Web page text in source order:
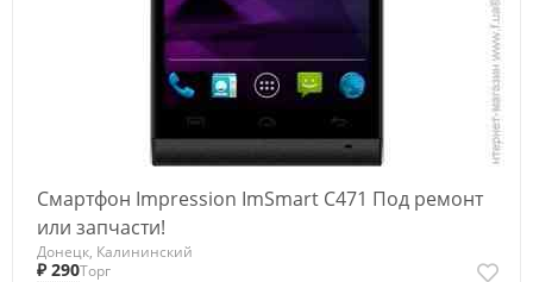
Смартфон Impression ImSmart C471 Под ремонт
или запчасти!
Донецк, Калининский
₽ 290Торг